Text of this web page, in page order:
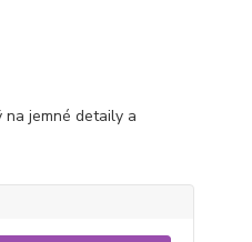
jemné detaily a